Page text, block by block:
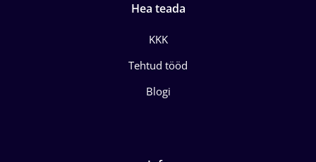
Hea teada
KKK
Tehtud tööd
Blogi